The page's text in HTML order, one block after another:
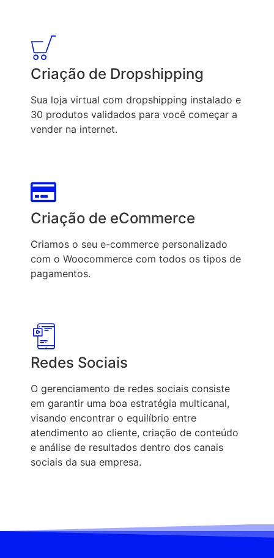
Criação de Dropshipping
Sua loja virtual com dropshipping instalado e
30 produtos validados para você começar a
vender na internet.
Criação de eCommerce
Criamos o seu e-commerce personalizado
com o Woocommerce com todos os tipos de
pagamentos.
Redes Sociais
O gerenciamento de redes sociais consiste
em garantir uma boa estratégia multicanal,
visando encontrar o equilíbrio entre
atendimento ao cliente, criação de conteúdo
e análise de resultados dentro dos canais
sociais da sua empresa.